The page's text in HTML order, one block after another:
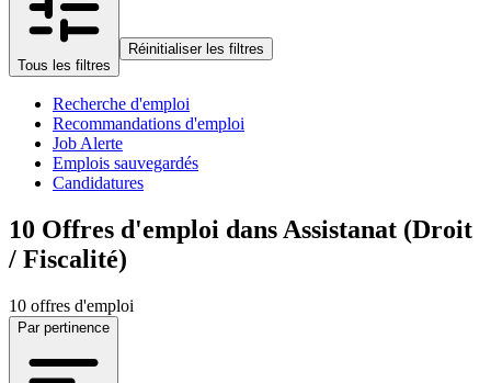
Tous les filtres
Réinitialiser les filtres
Recherche d'emploi
Recommandations d'emploi
Job Alerte
Emplois sauvegardés
Candidatures
10 Offres d'emploi dans Assistanat (Droit
/ Fiscalité)
10 offres d'emploi
Par pertinence